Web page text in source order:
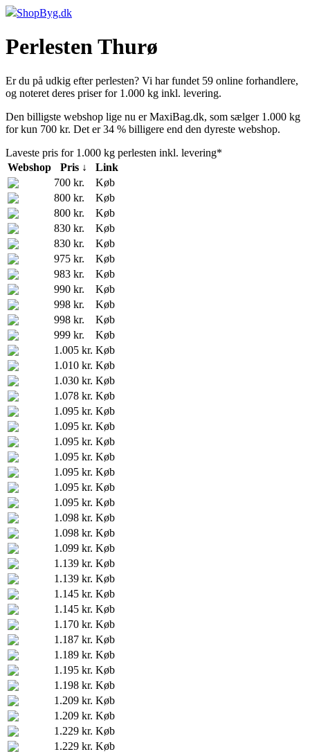
ShopByg.dk
Perlesten Thurø
Er du på udkig efter perlesten? Vi har fundet 59 online forhandlere,
og noteret deres priser for 1.000 kg inkl. levering.
Den billigste webshop lige nu er MaxiBag.dk, som sælger 1.000 kg
for kun 700 kr. Det er 34 % billigere end den dyreste webshop.
Laveste pris for 1.000 kg perlesten inkl. levering*
Webshop
Pris ↓
Link
700 kr.
Køb
800 kr.
Køb
800 kr.
Køb
830 kr.
Køb
830 kr.
Køb
975 kr.
Køb
983 kr.
Køb
990 kr.
Køb
998 kr.
Køb
998 kr.
Køb
999 kr.
Køb
1.005 kr. Køb
1.010 kr. Køb
1.030 kr. Køb
1.078 kr. Køb
1.095 kr. Køb
1.095 kr. Køb
1.095 kr. Køb
1.095 kr. Køb
1.095 kr. Køb
1.095 kr. Køb
1.095 kr. Køb
1.098 kr. Køb
1.098 kr. Køb
1.099 kr. Køb
1.139 kr. Køb
1.139 kr. Køb
1.145 kr. Køb
1.145 kr. Køb
1.170 kr. Køb
1.187 kr. Køb
1.189 kr. Køb
1.195 kr. Køb
1.198 kr. Køb
1.209 kr. Køb
1.209 kr. Køb
1.229 kr. Køb
1.229 kr. Køb